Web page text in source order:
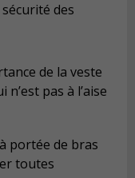
des
de la veste
pas à l’aise
portée de bras
toutes